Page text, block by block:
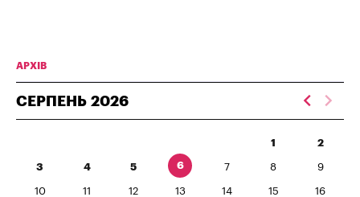
АРХІВ
СЕРПЕНЬ 2026
1 2
3 4 5 6 7 8 9
10 11 12 13 14 15 16